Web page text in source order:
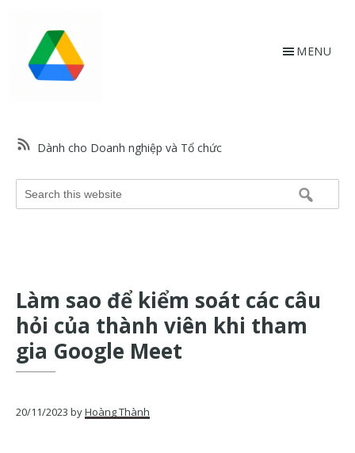
content
footer
web
hỗ
trợ
Google
các
sản
phẩm
của
Dành cho Doanh nghiệp và Tổ chức
Search
this
MENU
Làm sao để kiểm soát các câu
hỏi của thành viên khi tham
gia Google Meet
20/11/2023 byHoàng Thành